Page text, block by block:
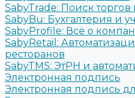
SabyTrade: Поиск торгов
SabyBu: Бухгалтерия и
SabyProfile: Всё о
SabyRetail:
ресторанов
SabyTMS: ЭтРН и
Электронная подпись
Электронная подпись